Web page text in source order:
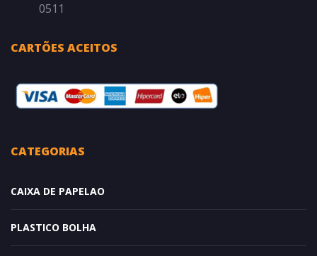
0511
CARTÕES ACEITOS
CATEGORIAS
CAIXA DE PAPELAO
PLASTICO BOLHA